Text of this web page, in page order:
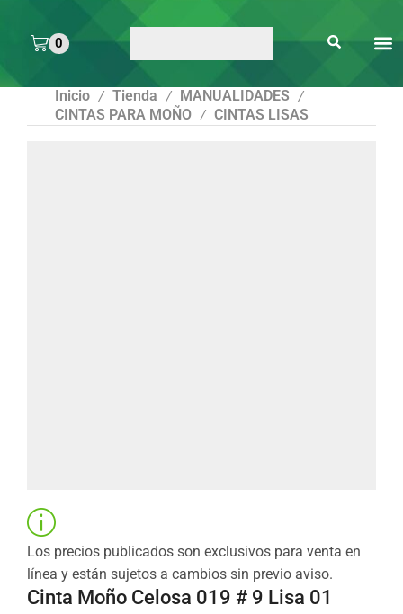
0
Inicio / Tienda / MANUALIDADES /
CINTAS PARA MOÑO / CINTAS LISAS
Los precios publicados son exclusivos para venta en
línea y están sujetos a cambios sin previo aviso.
Cinta Moño Celosa 019 # 9 Lisa 01